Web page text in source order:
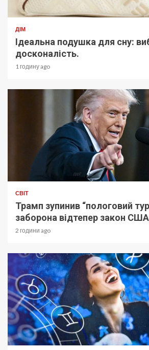
ДІМ
Ідеальна подушка для сну:
досконалість.
1 годину ago
СВІТ
Трамп зупинив “пологовий
заборона відтепер закон
2 години ago